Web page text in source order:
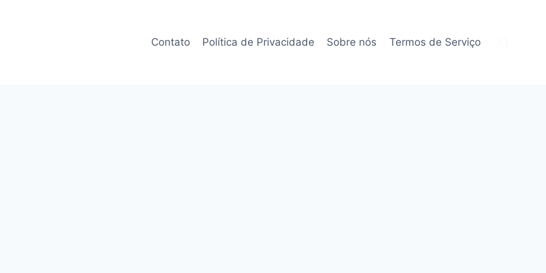
Contato Política de Privacidade Sobre nós Termos de Serviço